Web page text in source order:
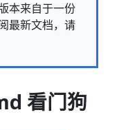
本来自于一份
最新文档，请
看门狗